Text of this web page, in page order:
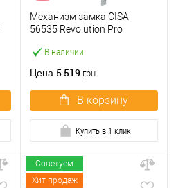
В наличии
Механизм замка CISA
56535 Revolution Pro
блокировкой (BS67,5*85мм)
Цена 5 519 грн.
В корзину
Купить в 1 клик
Советуем
Хит продаж